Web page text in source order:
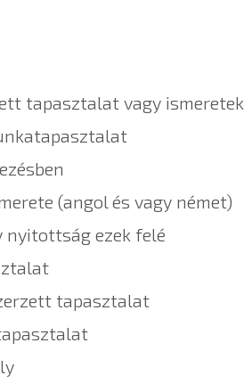
tapasztalat vagy ismeretek
(angol és vagy német)
nyitottság ezek felé
tapasztalat